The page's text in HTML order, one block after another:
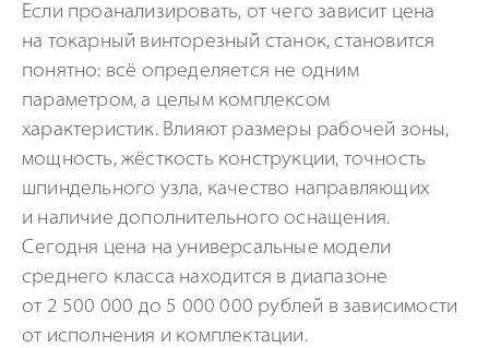
Если проанализировать, от чего зависит цена
на токарный винторезный станок, становится
понятно: всё определяется не одним
параметром, а целым комплексом
характеристик. Влияют размеры рабочей зоны,
мощность, жёсткость конструкции, точность
шпиндельного узла, качество направляющих
и наличие дополнительного оснащения.
Сегодня цена на универсальные модели
среднего класса находится в диапазоне
от 2 500 000 до 5 000 000 рублей в зависимости
от исполнения и комплектации.